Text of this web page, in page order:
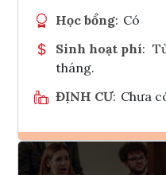
Học bổng: Có
Sinh hoạt phí:
tháng.
ĐỊNH CƯ: Chưa